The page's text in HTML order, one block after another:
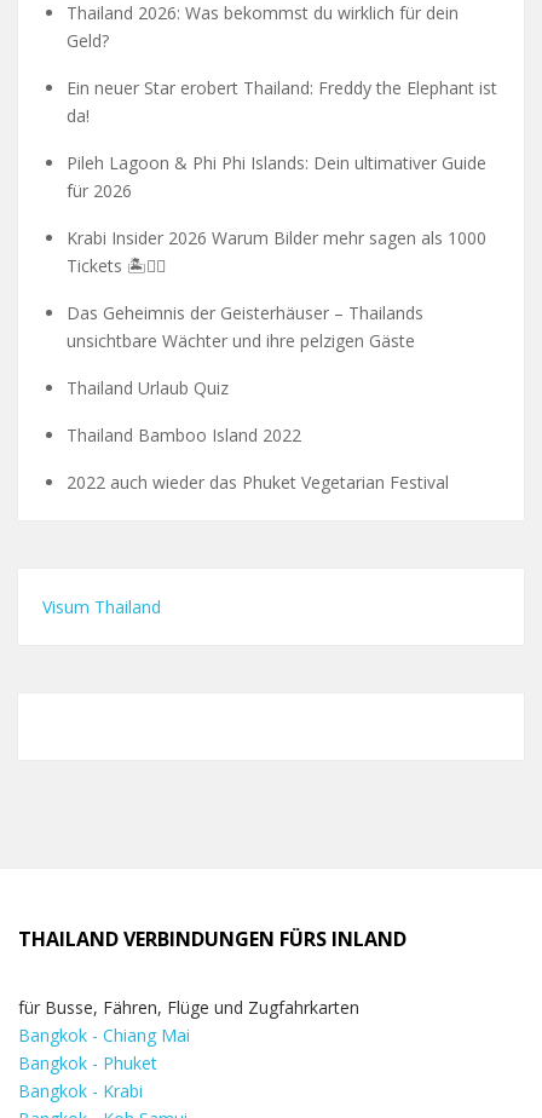
Thailand 2026: Was bekommst du wirklich für dein
Geld?
Ein neuer Star erobert Thailand: Freddy the Elephant ist
da!
Pileh Lagoon & Phi Phi Islands: Dein ultimativer Guide
für 2026
Krabi Insider 2026 Warum Bilder mehr sagen als 1000
Tickets 🏝️🧗‍♂️
Das Geheimnis der Geisterhäuser – Thailands
unsichtbare Wächter und ihre pelzigen Gäste
Thailand Urlaub Quiz
Thailand Bamboo Island 2022
2022 auch wieder das Phuket Vegetarian Festival
Visum Thailand
THAILAND VERBINDUNGEN FÜRS INLAND
für Busse, Fähren, Flüge und Zugfahrkarten
Bangkok - Chiang Mai
Bangkok - Phuket
Bangkok - Krabi